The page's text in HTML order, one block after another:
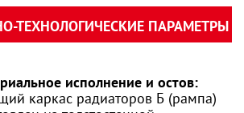
ТЕХНОЛОГИЧЕСКИЕ ПАРАМЕТРЫ
исполнение и остов:
каркас радиаторов Б (рампа)